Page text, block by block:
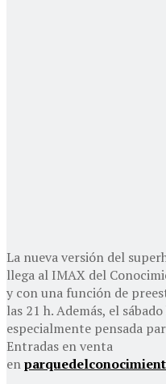
La nueva versión del
llega al IMAX del
y con una función de
las 21 h. Además, el
especialmente pensada
Entradas en venta
en